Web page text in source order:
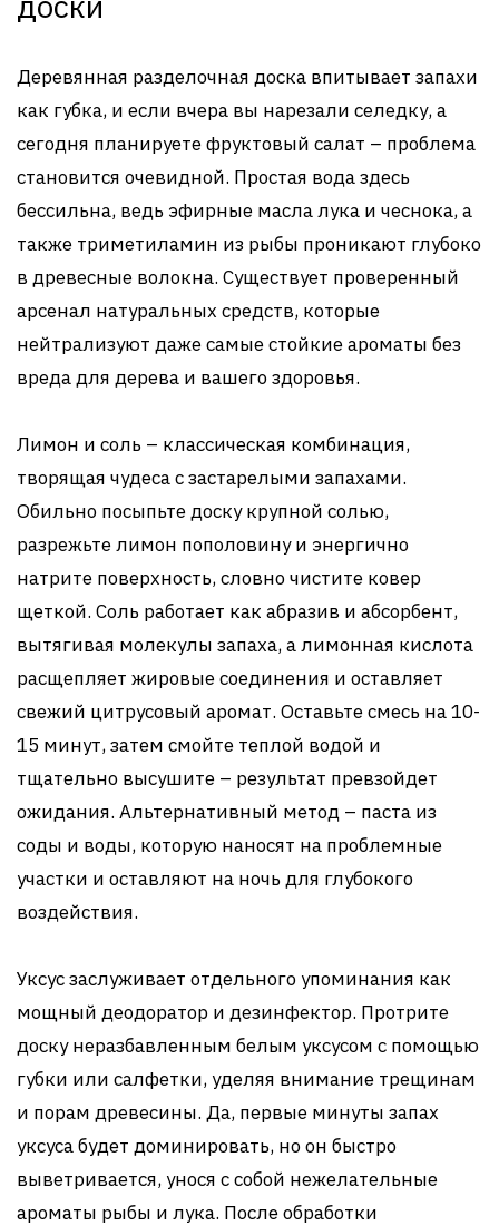
Деревянная разделочная доска впитывает запахи
как губка, и если вчера вы нарезали селедку, а
сегодня планируете фруктовый салат – проблема
становится очевидной. Простая вода здесь
бессильна, ведь эфирные масла лука и чеснока, а
также триметиламин из рыбы проникают глубоко
в древесные волокна. Существует проверенный
арсенал натуральных средств, которые
нейтрализуют даже самые стойкие ароматы без
вреда для дерева и вашего здоровья.
Лимон и соль – классическая комбинация,
творящая чудеса с застарелыми запахами.
Обильно посыпьте доску крупной солью,
разрежьте лимон пополовину и энергично
натрите поверхность, словно чистите ковер
щеткой. Соль работает как абразив и абсорбент,
вытягивая молекулы запаха, а лимонная кислота
расщепляет жировые соединения и оставляет
свежий цитрусовый аромат. Оставьте смесь на 10-
15 минут, затем смойте теплой водой и
тщательно высушите – результат превзойдет
ожидания. Альтернативный метод – паста из
соды и воды, которую наносят на проблемные
участки и оставляют на ночь для глубокого
воздействия.
Уксус заслуживает отдельного упоминания как
мощный деодоратор и дезинфектор. Протрите
доску неразбавленным белым уксусом с помощью
губки или салфетки, уделяя внимание трещинам
и порам древесины. Да, первые минуты запах
уксуса будет доминировать, но он быстро
выветривается, унося с собой нежелательные
ароматы рыбы и лука. После обработки